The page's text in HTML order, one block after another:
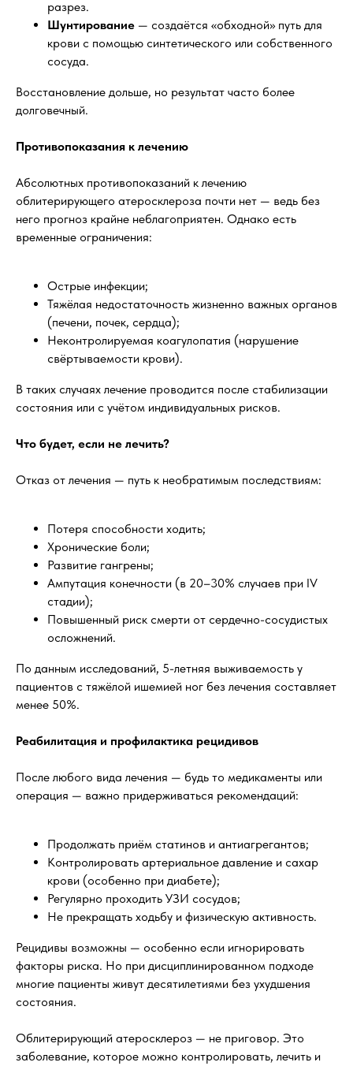
разрез.
Шунтирование — создаётся «обходной» путь для
крови с помощью синтетического или собственного
сосуда.
Восстановление дольше, но результат часто более
долговечный.
Противопоказания к лечению
Абсолютных противопоказаний к лечению
облитерирующего атеросклероза почти нет — ведь без
него прогноз крайне неблагоприятен. Однако есть
временные ограничения:
Острые инфекции;
Тяжёлая недостаточность жизненно важных органов
(печени, почек, сердца);
Неконтролируемая коагулопатия (нарушение
свёртываемости крови).
В таких случаях лечение проводится после стабилизации
состояния или с учётом индивидуальных рисков.
Что будет, если не лечить?
Отказ от лечения — путь к необратимым последствиям:
Потеря способности ходить;
Хронические боли;
Развитие гангрены;
Ампутация конечности (в 20–30% случаев при IV
стадии);
Повышенный риск смерти от сердечно-сосудистых
осложнений.
По данным исследований, 5-летняя выживаемость у
пациентов с тяжёлой ишемией ног без лечения составляет
менее 50%.
Реабилитация и профилактика рецидивов
После любого вида лечения — будь то медикаменты или
операция — важно придерживаться рекомендаций:
Продолжать приём статинов и антиагрегантов;
Контролировать артериальное давление и сахар
крови (особенно при диабете);
Регулярно проходить УЗИ сосудов;
Не прекращать ходьбу и физическую активность.
Рецидивы возможны — особенно если игнорировать
факторы риска. Но при дисциплинированном подходе
многие пациенты живут десятилетиями без ухудшения
состояния.
Облитерирующий атеросклероз — не приговор. Это
заболевание, которое можно контролировать, лечить и